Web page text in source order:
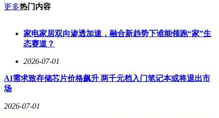
的服务体系，让车辆的维修保养更加便捷；越野套件、户外装
METTA系列还推出“旅行家”与“俱乐部”两大生态板块。通过
联合文旅与越野社群，打造专业的穿越路线，拓展露营、社交
来，212还将陆续推出Performance性能系列与Classic高定系
列，进一步完善METTA产品矩阵，满足不同用户群体的多样
更多热门内容
家电家居双向渗透加速，融合新趋势下谁能领跑“家”生
态赛道？
2026-07-01
AI需求致存储芯片价格飙升 两千元档入门笔记本或将退出市
场
2026-07-01